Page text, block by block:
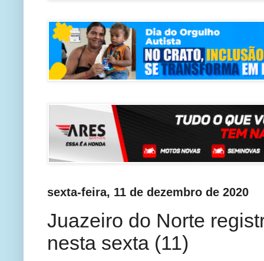
sexta-feira, 11 de dezembro de 2020
Juazeiro do Norte
nesta sexta (11)